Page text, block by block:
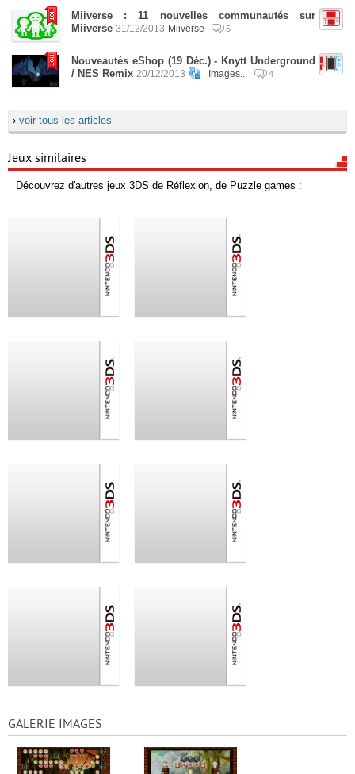
Miiverse : 11 nouvelles communautés sur
Miiverse 31/12/2013 Miiverse 5
Nouveautés eShop (19 Déc.) - Knytt Underground
/ NES Remix 20/12/2013 Images... 4
› voir tous les articles
Jeux similaires
Découvrez d'autres jeux 3DS de Réflexion, de Puzzle games :
GALERIE IMAGES